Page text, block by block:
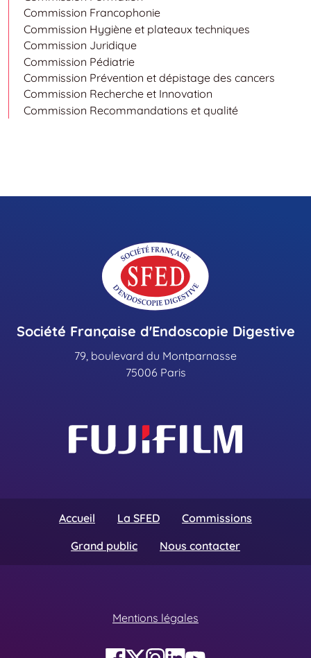
Commission Francophonie
Commission Hygiène et plateaux techniques
Commission Juridique
Commission Pédiatrie
Commission Prévention et dépistage des cancers
Commission Recherche et Innovation
Commission Recommandations et qualité
Société Française d'Endoscopie Digestive
79, boulevard du Montparnasse
75006 Paris
Accueil La SFED
Commissions
Grand public
Nous contacter
Mentions légales